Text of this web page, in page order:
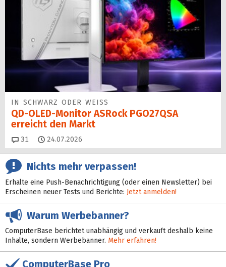
IN SCHWARZ ODER WEISS
QD-OLED-Monitor ASRock PGO27QSA
erreicht den Markt
31 Kommentare
24.07.2026
Nichts mehr verpassen!
Erhalte eine Push-Benachrichtigung (oder einen Newsletter) bei
Erscheinen neuer Tests und Berichte: Jetzt anmelden!
Warum Werbebanner?
ComputerBase berichtet unabhängig und verkauft deshalb keine
Inhalte, sondern Werbebanner. Mehr erfahren!
ComputerBase Pro